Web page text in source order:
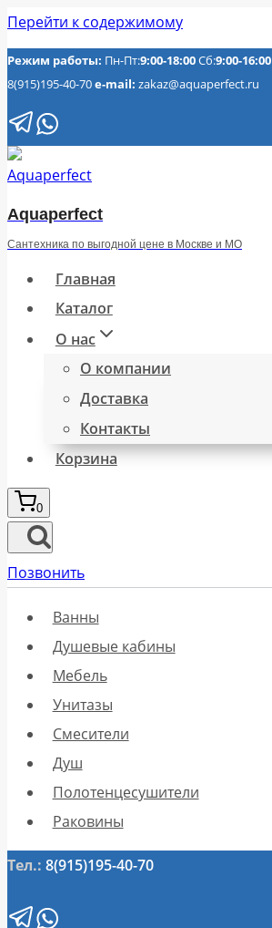
Перейти к содержимому
Режим работы: Пн-Пт:9:00-18:00Сб:9:00-16:00
8(915)195-40-70e-mail: zakaz@aquaperfect.ru
Aquaperfect
Сантехника по выгодной цене в Москве и МО
Главная
Каталог
О нас
О компании
Доставка
Контакты
Корзина
0
Позвонить
Ванны
Душевые кабины
Мебель
Унитазы
Смесители
Душ
Полотенцесушители
Раковины
Тел.: 8(915)195-40-70